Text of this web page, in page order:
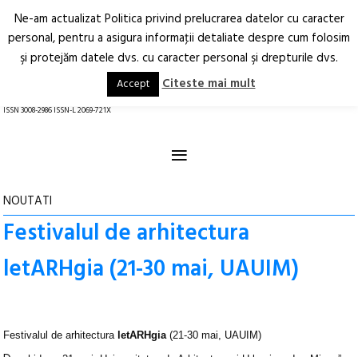
Arhitectură.
Oraș.
RO EN
ISSN 3008-2986 ISSN-L 2069-721X
≡
NOUTATI
Festivalul de arhitectura
letARHgia (21-30 mai, UAUIM)
Festivalul de arhitectura letARHgia(21-30 mai, UAUIM)
Ne-am actualizat Politica privind prelucrarea datelor cu caracter
personal, pentru a asigura informaţii detaliate despre cum folosim
şi protejăm datele dvs. cu caracter personal şi drepturile dvs.
Accept Citeste mai mult